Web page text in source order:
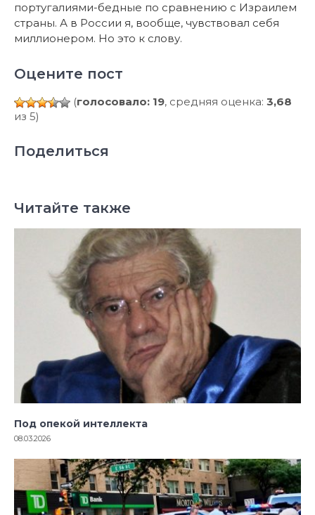
португалиями-бедные по сравнению с Израилем
страны. А в России я, вообще, чувствовал себя
миллионером. Но это к слову.
Оцените пост
(голосовало: 19, средняя оценка: 3,68
из 5)
Поделиться
Читайте также
Под опекой интеллекта
08.03.2026